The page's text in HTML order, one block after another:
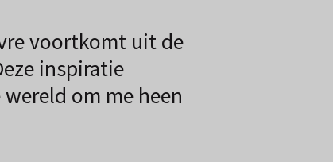
voortkomt uit de
inspiratie
om me heen